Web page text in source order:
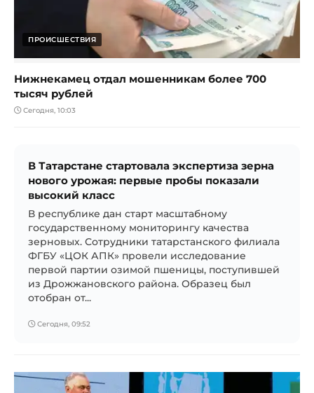
ПРОИСШЕСТВИЯ
Нижнекамец отдал мошенникам более 700
тысяч рублей
Сегодня, 10:03
В Татарстане стартовала экспертиза зерна
нового урожая: первые пробы показали
высокий класс
В республике дан старт масштабному
государственному мониторингу качества
зерновых. Сотрудники татарстанского филиала
ФГБУ «ЦОК АПК» провели исследование
первой партии озимой пшеницы, поступившей
из Дрожжановского района. Образец был
отобран от...
Сегодня, 09:52